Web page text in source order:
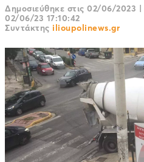
Δημοσιεύθηκε στις 02/06/2023 |
02/06/23 17:10:42
Συντάκτης ilioupolinews.gr